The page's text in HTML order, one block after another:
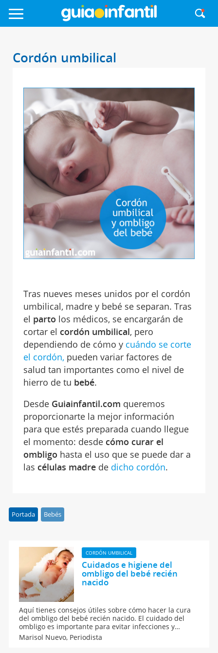
Cordón umbilical
Tras nueves meses unidos por el cordón
umbilical, madre y bebé se separan. Tras
el parto los médicos, se encargarán de
cortar el cordón umbilical, pero
dependiendo de cómo y cuándo se corte
el cordón, pueden variar factores de
salud tan importantes como el nivel de
hierro de tu bebé.
Desde Guiainfantil.com queremos
proporcionarte la mejor información
para que estés preparada cuando llegue
el momento: desde cómo curar el
ombligo hasta el uso que se puede dar a
las células madre de dicho cordón.
Portada Bebés
CORDÓN UMBILICAL
Cuidados e higiene del
ombligo del bebé recién
nacido
Aquí tienes consejos útiles sobre cómo hacer la cura
del ombligo del bebé recién nacido. El cuidado del
ombligo es importante para evitar infecciones y
conseguir una recuperación buena y rápida. El
ombligo del bebé debe curarse en cada cambio de
Marisol Nuevo, Periodista